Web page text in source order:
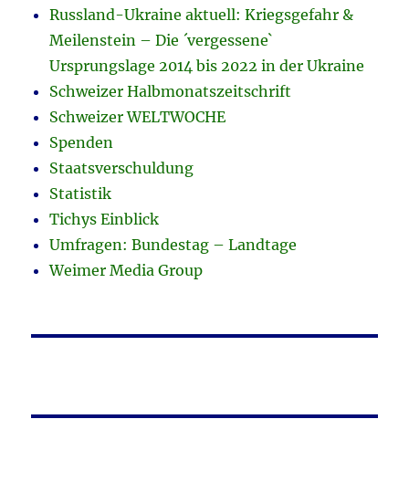
Russland-Ukraine aktuell: Kriegsgefahr &
Meilenstein – Die ´vergessene`
Ursprungslage 2014 bis 2022 in der Ukraine
Schweizer Halbmonatszeitschrift
Schweizer WELTWOCHE
Spenden
Staatsverschuldung
Statistik
Tichys Einblick
Umfragen: Bundestag – Landtage
Weimer Media Group